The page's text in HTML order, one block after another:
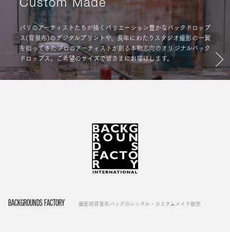
Custom Made
パリのアーティストたちが描くバリエーション豊かなバックドロップ
ス(背景布)のデジタルプリントや、長年にわたりスタジオ撮影の一翼
を担ってきたプロのアーティストが創る本物志向のオリジナルバック
ドロップス。ご希望のサイズで皆さまにお届けします。
BACKGROUNDS FACTORY 撮影用背景布バックのレンタル・カスタムメイド販売